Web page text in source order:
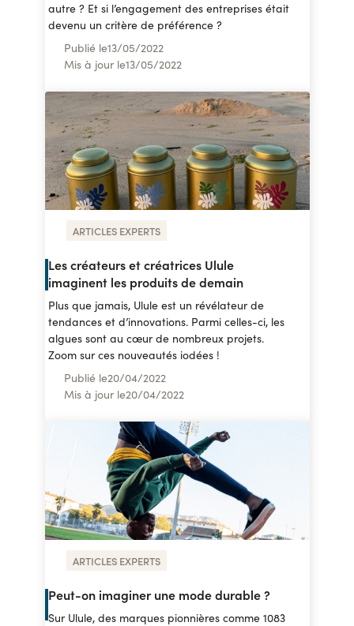
autre ? Et si l’engagement des entreprises était
devenu un critère de préférence ?
Publié le13/05/2022
Mis à jour le13/05/2022
ARTICLES EXPERTS
Les créateurs et créatrices Ulule
imaginent les produits de demain
Plus que jamais, Ulule est un révélateur de
tendances et d’innovations. Parmi celles-ci, les
algues sont au cœur de nombreux projets.
Zoom sur ces nouveautés iodées !
Publié le20/04/2022
Mis à jour le20/04/2022
ARTICLES EXPERTS
Peut-on imaginer une mode durable ?
Sur Ulule, des marques pionnières comme 1083